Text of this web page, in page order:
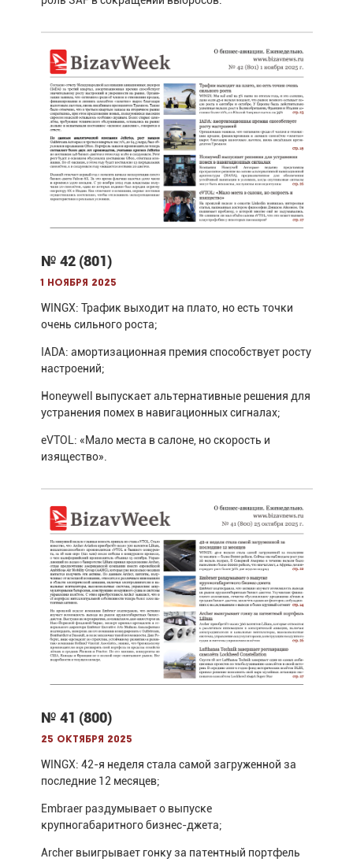
№ 42 (801)
1 ноября 2025
WINGX: Трафик выходит на плато, но есть точки
очень сильного роста;
IADA: амортизационная премия способствует росту
настроений;
Honeywell выпускает альтернативные решения для
устранения помех в навигационных сигналах;
eVTOL: «Мало места в салоне, но скорость и
изящество».
№ 41 (800)
25 октября 2025
WINGX: 42-я неделя стала самой загруженной за
последние 12 месяцев;
Embraer раздумывает о выпуске
крупногабаритного бизнес-джета;
Archer выигрывает гонку за патентный портфель